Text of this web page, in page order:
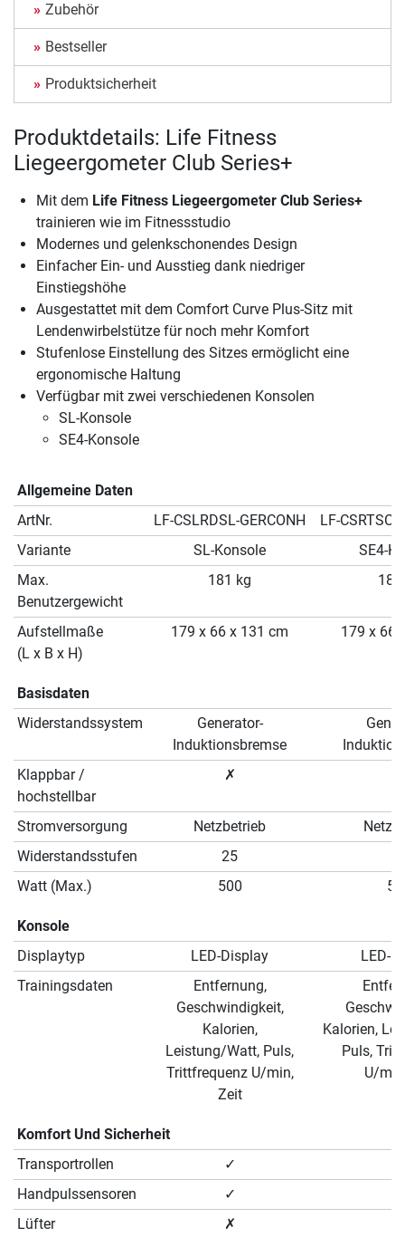
Zubehör
Bestseller
Produktsicherheit
Produktdetails: Life Fitness
Liegeergometer Club Series+
Mit dem Life Fitness Liegeergometer Club Series+
trainieren wie im Fitnessstudio
Modernes und gelenkschonendes Design
Einfacher Ein- und Ausstieg dank niedriger
Einstiegshöhe
Ausgestattet mit dem Comfort Curve Plus-Sitz mit
Lendenwirbelstütze für noch mehr Komfort
Stufenlose Einstellung des Sitzes ermöglicht eine
ergonomische Haltung
Verfügbar mit zwei verschiedenen Konsolen
SL-Konsole
SE4-Konsole
Allgemeine Daten
ArtNr.
LF-CSLRDSL-GERCONH
LF-CSRTSC-
Variante
SL-Konsole
SE4-
Max.
Benutzergewicht
181 kg
Aufstellmaße
(L x B x H)
179 x 66 x 131 cm 179 x 66
Basisdaten
Widerstandssystem
Generator-
Induktionsbremse
Klappbar /
hochstellbar
✗
Stromversorgung Netzbetrieb
Widerstandsstufen
25
Watt (Max.)
500
Konsole
Displaytyp
LED-Display
LED-
Trainingsdaten
Entfernung,
Geschwindigkeit,
Kalorien,
Leistung/Watt, Puls,
Trittfrequenz U/min,
Zeit
Kalorien,
Puls,
U/
Komfort Und Sicherheit
Transportrollen
✓
Handpulssensoren
✓
Lüfter
✗